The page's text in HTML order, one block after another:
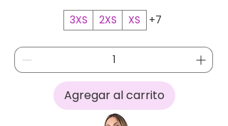
3XS 2XS XS +7
Agregar al carrito